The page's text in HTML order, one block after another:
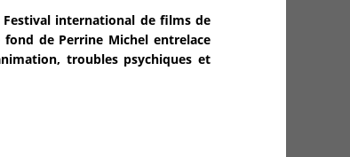
international de films de
de Perrine Michel entrelace
troubles psychiques et